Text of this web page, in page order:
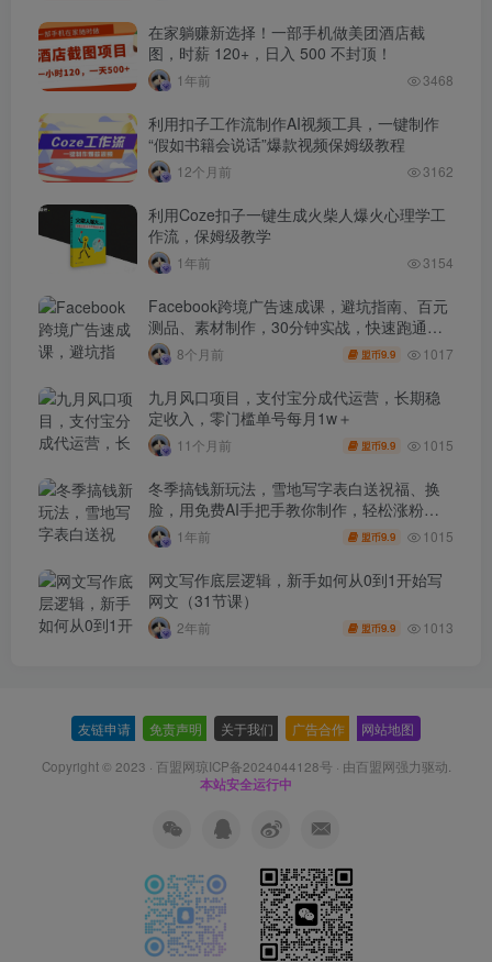
在家躺赚新选择！一部手机做美团酒店截
图，时薪 120+，日入 500 不封顶！
1年前 3468
利用扣子工作流制作AI视频工具，一键制作
“假如书籍会说话”爆款视频保姆级教程
12个月前 3162
利用Coze扣子一键生成火柴人爆火心理学工
作流，保姆级教学
1年前 3154
Facebook跨境广告速成课，避坑指南、百元
测品、素材制作，30分钟实战，快速跑通首
单出单8个月前 盟币9.9 1017
九月风口项目，支付宝分成代运营，长期稳
定收入，零门槛单号每月1w＋
11个月前 盟币9.9 1015
冬季搞钱新玩法，雪地写字表白送祝福、换
脸，用免费AI手把手教你制作，轻松涨粉
3.5w，接单到手软
1年前 盟币9.9 1015
网文写作底层逻辑，新手如何从0到1开始写
网文（31节课）
2年前 盟币9.9 1013
友链申请 免责声明 关于我们 广告合作 网站地图
Copyright © 2023 · 百盟网琼ICP备2024044128号 · 由百盟网强力驱动.
本站安全运行中